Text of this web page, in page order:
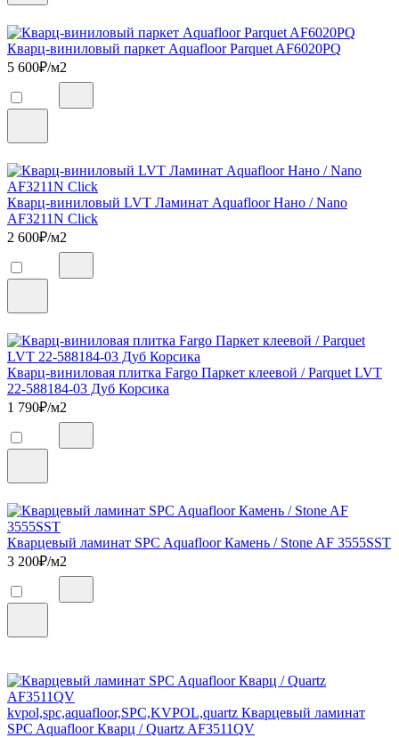
Кварц-виниловый паркет Aquafloor Parquet AF6020PQ
5 600₽/м2
Кварц-виниловый LVT Ламинат Aquafloor Нано / Nano
AF3211N Click
2 600₽/м2
Кварц-виниловая плитка Fargo Паркет клеевой / Parquet LVT
22-588184-03 Дуб Корсика
1 790₽/м2
Кварцевый ламинат SPC Aquafloor Камень / Stone AF 3555SST
3 200₽/м2
kvpol,spc,aquafloor,SPC,KVPOL,quartz Кварцевый ламинат
SPC Aquafloor Кварц / Quartz AF3511QV